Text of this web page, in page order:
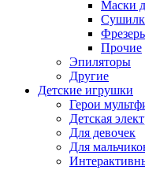
Маски
Прочие
Эпиляторы
Другие
Детские игрушки
Герои
Детская
Для девочек
Для